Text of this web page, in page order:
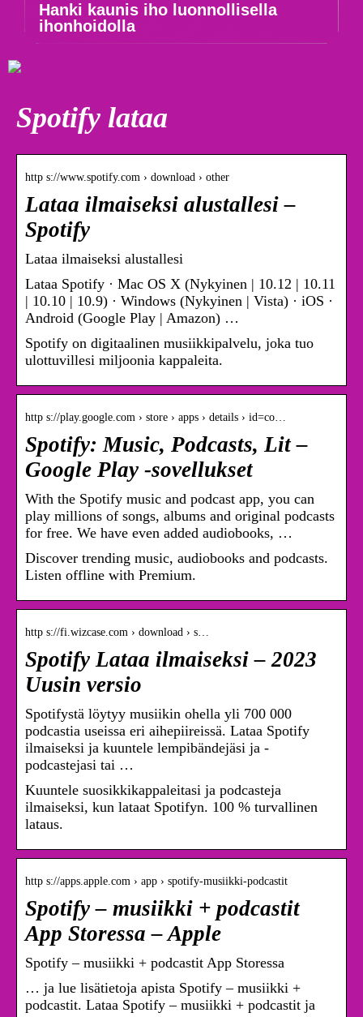
Hanki kaunis iho luonnollisella
ihonhoidolla
Spotify lataa
http s://www.spotify.com › download › other
Lataa ilmaiseksi alustallesi –
Spotify
Lataa ilmaiseksi alustallesi
Lataa Spotify · Mac OS X (Nykyinen | 10.12 | 10.11
| 10.10 | 10.9) · Windows (Nykyinen | Vista) · iOS ·
Android (Google Play | Amazon) …
Spotify on digitaalinen musiikkipalvelu, joka tuo
ulottuvillesi miljoonia kappaleita.
http s://play.google.com › store › apps › details › id=co…
Spotify: Music, Podcasts, Lit –
Google Play ‑sovellukset
With the Spotify music and podcast app, you can
play millions of songs, albums and original podcasts
for free. We have even added audiobooks, …
Discover trending music, audiobooks and podcasts.
Listen offline with Premium.
http s://fi.wizcase.com › download › s…
Spotify Lataa ilmaiseksi – 2023
Uusin versio
Spotifystä löytyy musiikin ohella yli 700 000
podcastia useissa eri aihepiireissä. Lataa Spotify
ilmaiseksi ja kuuntele lempibändejäsi ja -
podcastejasi tai …
Kuuntele suosikkikappaleitasi ja podcasteja
ilmaiseksi, kun lataat Spotifyn. 100 % turvallinen
lataus.
http s://apps.apple.com › app › spotify-musiikki-podcastit
Spotify – musiikki + podcastit
App Storessa – Apple
‎Spotify – musiikki + podcastit App Storessa
… ja lue lisätietoja apista Spotify – musiikki +
podcastit. Lataa Spotify – musiikki + podcastit ja